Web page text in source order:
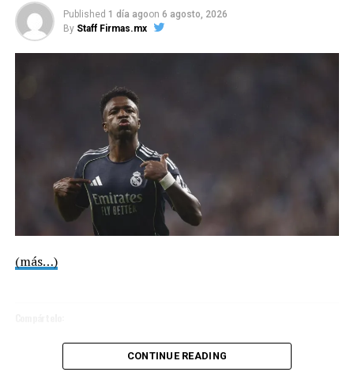
COMPARTE ESTA INFORMACIÓN
Published 1 día agoon 6 agosto, 2026
By Staff Firmas.mx
(más…)
CONTINUE READING